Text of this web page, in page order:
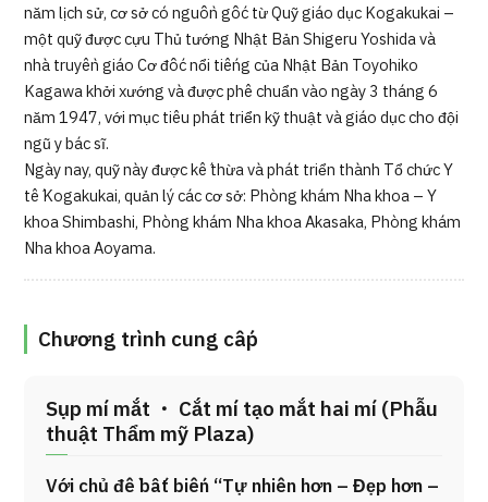
năm lịch sử, cơ sở có nguồn gốc từ Quỹ giáo dục Kogakukai –
một quỹ được cựu Thủ tướng Nhật Bản Shigeru Yoshida và
nhà truyền giáo Cơ đốc nổi tiếng của Nhật Bản Toyohiko
Kagawa khởi xướng và được phê chuẩn vào ngày 3 tháng 6
năm 1947, với mục tiêu phát triển kỹ thuật và giáo dục cho đội
ngũ y bác sĩ.
Ngày nay, quỹ này được kế thừa và phát triển thành Tổ chức Y
tế Kogakukai, quản lý các cơ sở: Phòng khám Nha khoa – Y
khoa Shimbashi, Phòng khám Nha khoa Akasaka, Phòng khám
Nha khoa Aoyama.
Chương trình cung cấp
Sụp mí mắt ・ Cắt mí tạo mắt hai mí (Phẫu
thuật Thẩm mỹ Plaza)
Với chủ đề bất biến “Tự nhiên hơn – Đẹp hơn –